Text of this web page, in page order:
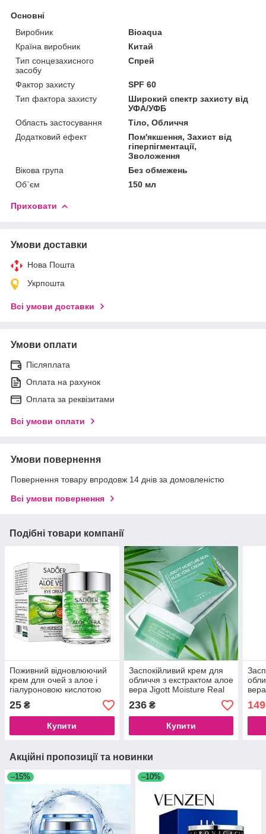
Основні
Виробник
Bioaqua
Країна виробник
Китай
Тип сонцезахисного
засобу
Спрей
Фактор захисту
SPF 60
Тип фактора захисту
Широкий спектр захисту від
УФА/УФБ
Область застосування
Тіло, Обличчя
Додатковий ефект
Пом'якшення, Захист від
гіперпігментації,
Зволоження
Вікова група
Без обмежень
Об`єм
150 мл
Приховати
Умови доставки
Нова Пошта
Укрпошта
Всі умови доставки
Умови оплати
Післяплата
Оплата на рахунок
Оплата за реквізитами
Всі умови оплати
Умови повернення
Повернення товару впродовж 14 днів за домовленістю
Всі умови повернення
Подібні товари компанії
Поживний відновлюючий
крем для очей з алое і
гіалуроновою кислотою
Sadoer Aloe Vera Repair 60
g
25 ₴
Купити
Заспокійливий крем для
обличчя з екстрактом алое
вера Jigott Moisture Real
Aloe Vera Cream, 150 ml
236₴
Купити
Акційні пропозиції та новинки
–15% –10%